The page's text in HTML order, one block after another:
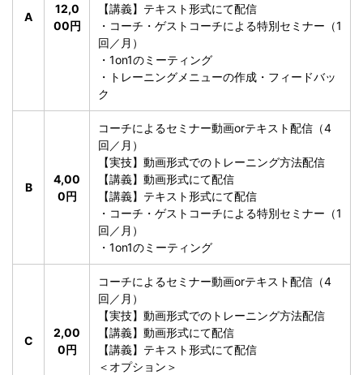
A
12,0
00円
【講義】テキスト形式にて配信
・コーチ・ゲストコーチによる特別セミナー（1
回／月）
・1on1のミーティング
・トレーニングメニューの作成・フィードバッ
ク
B
4,00
0円
コーチによるセミナー動画orテキスト配信（4
回／月）
【実技】動画形式でのトレーニング方法配信
【講義】動画形式にて配信
【講義】テキスト形式にて配信
・コーチ・ゲストコーチによる特別セミナー（1
回／月）
・1on1のミーティング
C
2,00
0円
コーチによるセミナー動画orテキスト配信（4
回／月）
【実技】動画形式でのトレーニング方法配信
【講義】動画形式にて配信
【講義】テキスト形式にて配信
＜オプション＞